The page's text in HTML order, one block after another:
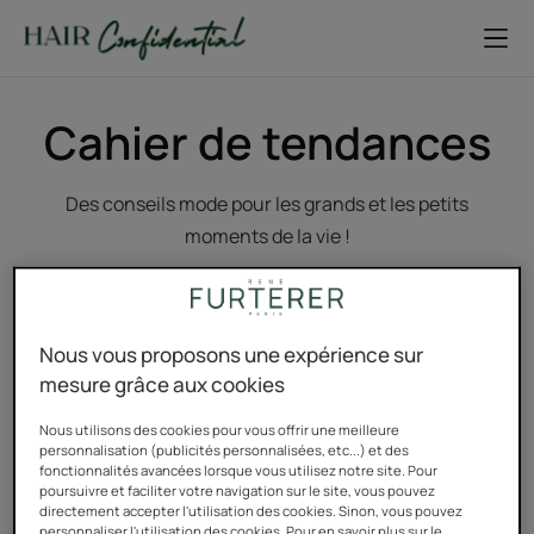
Cahier de tendances
Des conseils mode pour les grands et les petits
moments de la vie !
Découvrir
Oh
la,
comment
twister
Découvrir
3
pour
rayonner
à
60
Nous vous proposons une expérience sur
mesure grâce aux cookies
Nous utilisons des cookies pour vous offrir une meilleure
personnalisation (publicités personnalisées, etc...) et des
fonctionnalités avancées lorsque vous utilisez notre site. Pour
poursuivre et faciliter votre navigation sur le site, vous pouvez
directement accepter l'utilisation des cookies. Sinon, vous pouvez
personnaliser l'utilisation des cookies. Pour en savoir plus sur le